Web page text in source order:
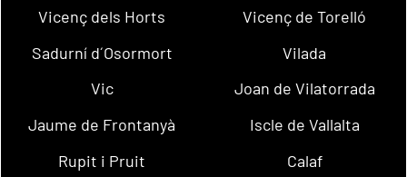
Vicenç dels Horts
Vicenç de Torelló
Sadurní d´Osormort
Vilada
Vic
Joan de Vilatorrada
Jaume de Frontanyà
Iscle de Vallalta
Rupit i Pruit
Calaf